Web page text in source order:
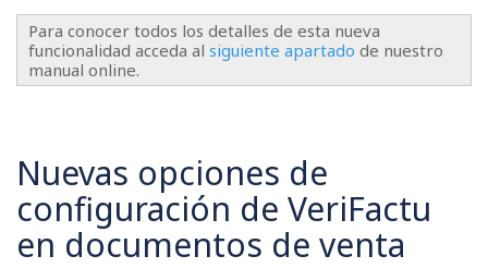
Para conocer todos los detalles de esta nueva
funcionalidad acceda al siguiente apartado de nuestro
manual online.
Nuevas opciones de
configuración de VeriFactu
en documentos de venta